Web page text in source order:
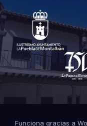
Funciona gracias a